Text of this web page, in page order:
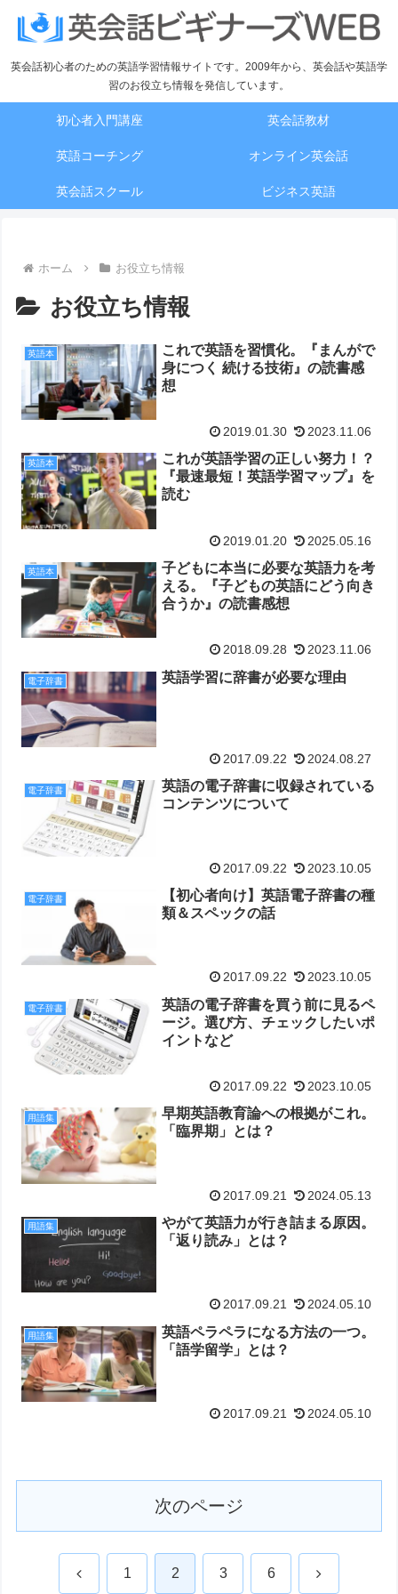
英会話初心者のための英語学習情報サイトです。2009年から、英会話や英語学
習のお役立ち情報を発信しています。
初心者入門講座 英会話教材
英語コーチング オンライン英会話
英会話スクール ビジネス英語
ホーム お役立ち情報
お役立ち情報
英語本
これで英語を習慣化。『まんがで
身につく 続ける技術』の読書感
想
2019.01.30 2023.11.06
英語本
これが英語学習の正しい努力！？
『最速最短！英語学習マップ』を
読む
2019.01.20 2025.05.16
英語本
子どもに本当に必要な英語力を考
える。『子どもの英語にどう向き
合うか』の読書感想
2018.09.28 2023.11.06
電子辞書 英語学習に辞書が必要な理由
2017.09.22 2024.08.27
電子辞書
英語の電子辞書に収録されている
コンテンツについて
2017.09.22 2023.10.05
電子辞書
【初心者向け】英語電子辞書の種
類＆スペックの話
2017.09.22 2023.10.05
電子辞書
英語の電子辞書を買う前に見るペ
ージ。選び方、チェックしたいポ
イントなど
2017.09.22 2023.10.05
用語集
早期英語教育論への根拠がこれ。
「臨界期」とは？
2017.09.21 2024.05.13
用語集
やがて英語力が行き詰まる原因。
「返り読み」とは？
2017.09.21 2024.05.10
用語集
英語ペラペラになる方法の一つ。
「語学留学」とは？
2017.09.21 2024.05.10
次のページ
前 1 2 3 6 次